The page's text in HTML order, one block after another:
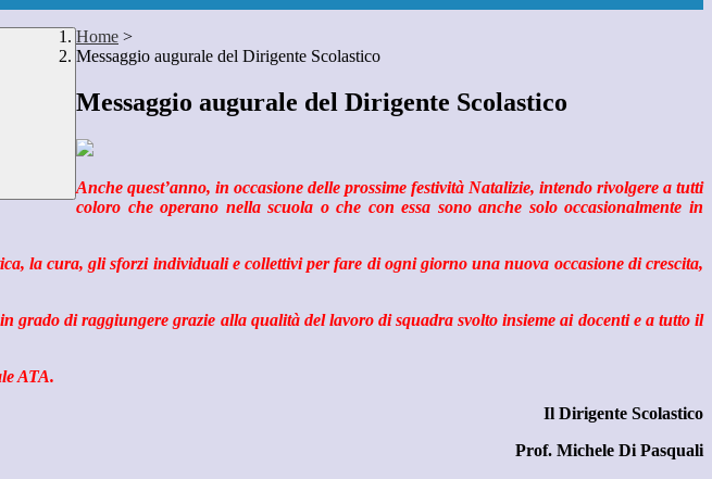
Home >
Messaggio augurale del Dirigente Scolastico
Messaggio augurale del Dirigente Scolastico
Anche quest’anno, in occasione delle prossime festività Natalizie, intendo rivolgere a tutti
coloro che operano nella scuola o che con essa sono anche solo occasionalmente in
la cura, gli sforzi individuali e collettivi per fare di ogni giorno una nuova occasione di crescita,
di raggiungere grazie alla qualità del lavoro di squadra svolto insieme ai docenti e a tutto il
ATA.
Il Dirigente Scolastico
Prof. Michele Di Pasquali